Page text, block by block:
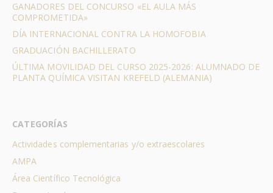
GANADORES DEL CONCURSO «EL AULA MÁS
COMPROMETIDA»
DÍA INTERNACIONAL CONTRA LA HOMOFOBIA
GRADUACIÓN BACHILLERATO
ÚLTIMA MOVILIDAD DEL CURSO 2025-2026: ALUMNADO DE
PLANTA QUÍMICA VISITAN KREFELD (ALEMANIA)
CATEGORÍAS
Actividades complementarias y/o extraescolares
AMPA
Área Científico Tecnológica